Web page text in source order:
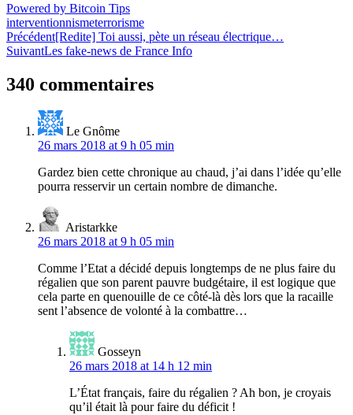
Powered by Bitcoin Tips
interventionnismeterrorisme
Navigation
de
l’article
Précédent[Redite] Toi aussi, pète un réseau électrique…
SuivantLes fake-news de France Info
340 commentaires
Le Gnôme
26 mars 2018 at 9 h 05 min
Gardez bien cette chronique au chaud, j’ai dans l’idée qu’elle
pourra resservir un certain nombre de dimanche.
Aristarkke
26 mars 2018 at 9 h 05 min
Comme l’Etat a décidé depuis longtemps de ne plus faire du
régalien que son parent pauvre budgétaire, il est logique que
cela parte en quenouille de ce côté-là dès lors que la racaille
sent l’absence de volonté à la combattre…
Gosseyn
26 mars 2018 at 14 h 12 min
L’État français, faire du régalien ? Ah bon, je croyais
qu’il était là pour faire du déficit !